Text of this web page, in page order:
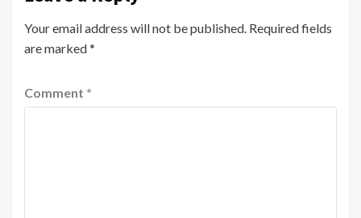
Your email address will not be published. Required fields
are marked*
Comment *